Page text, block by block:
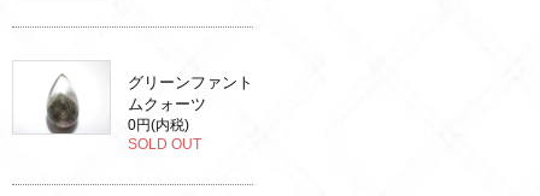
グリーンファント
ムクォーツ
0円(内税)
SOLD OUT